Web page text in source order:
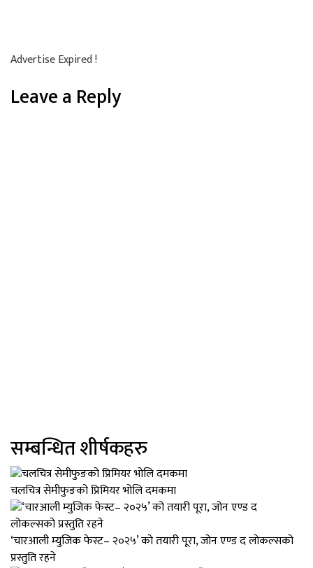
Advertise Expired !
Leave a Reply
सम्बन्धित शीर्षकहरु
चलचित्र सेमीफुङको प्रिमियर भोलि दमकमा
‘चारआली म्युजिक फेस्ट– २०२५’ को तयारी पूरा, जोन एण्ड द लोकल्सको
प्रस्तुति रहने